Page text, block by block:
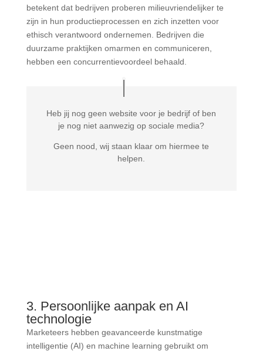
betekent dat bedrijven proberen milieuvriendelijker te
zijn in hun productieprocessen en zich inzetten voor
ethisch verantwoord ondernemen. Bedrijven die
duurzame praktijken omarmen en communiceren,
hebben een concurrentievoordeel behaald.
Heb jij nog geen website voor je bedrijf of ben
je nog niet aanwezig op sociale media?
Geen nood, wij staan klaar om hiermee te
helpen.
3. Persoonlijke aanpak en AI
technologie
Marketeers hebben geavanceerde kunstmatige
intelligentie (AI) en machine learning gebruikt om